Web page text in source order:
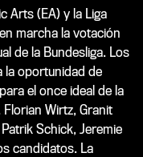
Arts (EA) y la Liga
marcha la votación
de la Bundesliga. Los
la oportunidad de
el once ideal de la
Wirtz, Granit
Schick, Jeremie
candidatos. La